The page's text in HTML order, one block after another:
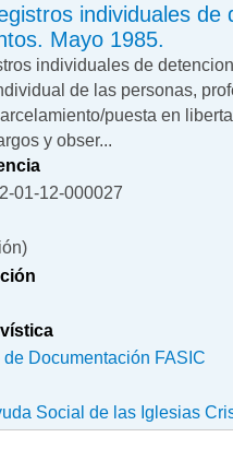
individuales de
Mayo 1985.
individuales de
de las personas,
puesta en
y obser...
01-12-000027
Documentación FASIC
Social de las Iglesias